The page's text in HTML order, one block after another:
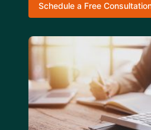
Schedule a Free